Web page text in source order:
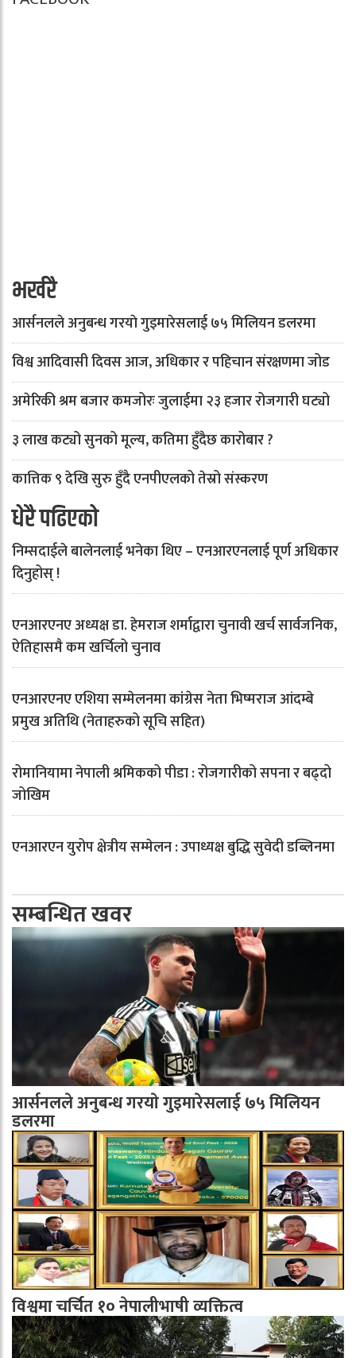
भर्खरै
आर्सनलले अनुबन्ध गरयाे गुइमारेसलाई ७५ मिलियन डलरमा
विश्व आदिवासी दिवस आज, अधिकार र पहिचान संरक्षणमा जोड
अमेरिकी श्रम बजार कमजोरः जुलाईमा २३ हजार रोजगारी घट्यो
३ लाख कट्यो सुनको मूल्य, कतिमा हुँदैछ कारोबार ?
कात्तिक ९ देखि सुरु हुँदै एनपीएलको तेस्रो संस्करण
धेरै पढिएको
निम्सदाईले बालेनलाई भनेका थिए – एनआरएनलाई पूर्ण अधिकार
दिनुहोस् !
एनआरएनए अध्यक्ष डा. हेमराज शर्माद्वारा चुनावी खर्च सार्वजनिक,
ऐतिहासमै कम खर्चिलो चुनाव
एनआरएनए एशिया सम्मेलनमा कांग्रेस नेता भिष्मराज आंदम्बे
प्रमुख अतिथि (नेताहरुको सूचि सहित)
रोमानियामा नेपाली श्रमिकको पीडा : रोजगारीको सपना र बढ्दो
जोखिम
एनआरएन युरोप क्षेत्रीय सम्मेलन : उपाध्यक्ष बुद्धि सुवेदी डब्लिनमा
सम्बन्धित खवर
आर्सनलले अनुबन्ध गरयाे गुइमारेसलाई ७५ मिलियन
डलरमा
विश्वमा चर्चित १० नेपालीभाषी व्यक्तित्व